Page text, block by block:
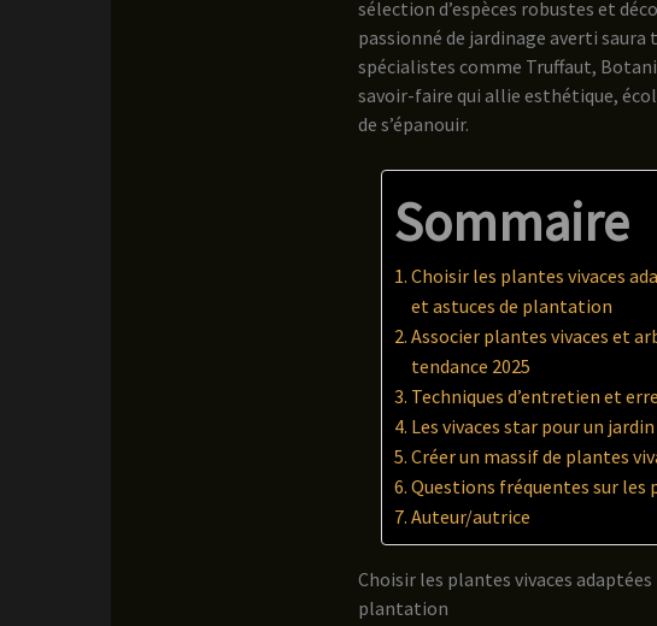
sélection d’espèces robustes et
passionné de jardinage averti
spécialistes comme Truffaut,
savoir-faire qui allie esthétique,
de s’épanouir.
Sommaire
Choisir les plantes vivaces
et astuces de plantation
Associer plantes vivaces et
tendance 2025
Techniques d’entretien et
Les vivaces star pour un
Créer un massif de plantes
Questions fréquentes sur les
Auteur/autrice
Choisir les plantes vivaces
plantation